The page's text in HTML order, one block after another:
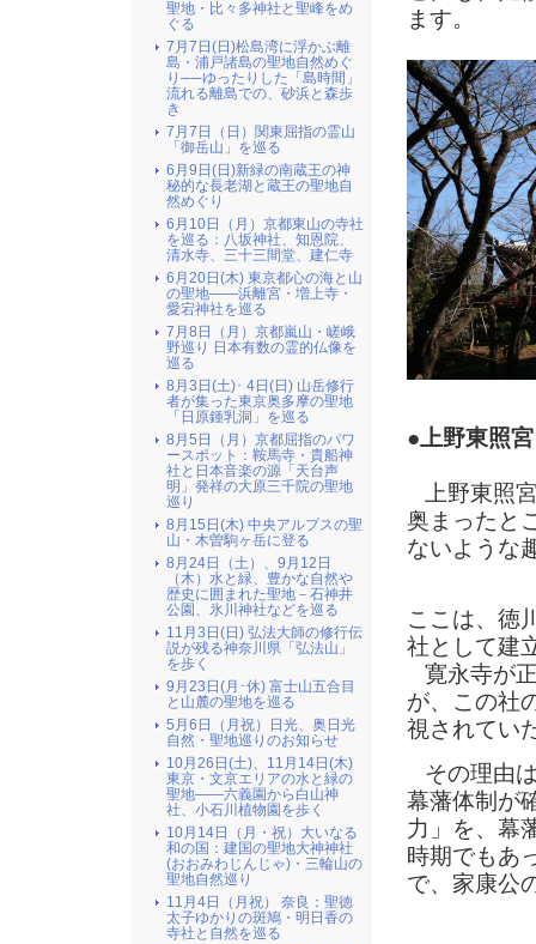
ます。
●上野東照宮
上野東照
奥まったと
ないような
ここは、徳
社として建
寛永寺が
が、この社
視されてい
その理由
幕藩体制が
力」を、幕
時期でもあ
で、家康公
聖地・比々多神社と聖峰をめ
ぐる
7月7日(日)松島湾に浮かぶ離
島・浦戸諸島の聖地自然めぐ
り──ゆったりした「島時間」
流れる離島での、砂浜と森歩
き
7月7日（日）関東屈指の霊山
「御岳山」を巡る
6月9日(日)新緑の南蔵王の神
秘的な長老湖と蔵王の聖地自
然めぐり
6月10日（月）京都東山の寺社
を巡る：八坂神社、知恩院、
清水寺、三十三間堂、建仁寺
6月20日(木) 東京都心の海と山
の聖地――浜離宮・増上寺・
愛宕神社を巡る
7月8日（月）京都嵐山・嵯峨
野巡り 日本有数の霊的仏像を
巡る
8月3日(土)･ 4日(日) 山岳修行
者が集った東京奥多摩の聖地
「日原鍾乳洞」を巡る
8月5日（月）京都屈指のパワ
ースポット：鞍馬寺・貴船神
社と日本音楽の源「天台声
明」発祥の大原三千院の聖地
巡り
8月15日(木) 中央アルプスの聖
山・木曽駒ヶ岳に登る
8月24日（土）、9月12日
（木）水と緑、豊かな自然や
歴史に囲まれた聖地－石神井
公園、氷川神社などを巡る
11月3日(日) 弘法大師の修行伝
説が残る神奈川県「弘法山」
を歩く
9月23日(月･休) 富士山五合目
と山麓の聖地を巡る
5月6日（月祝）日光、奥日光
自然・聖地巡りのお知らせ
10月26日(土)、11月14日(木)
東京・文京エリアの水と緑の
聖地――六義園から白山神
社、小石川植物園を歩く
10月14日（月・祝）大いなる
和の国：建国の聖地大神神社
(おおみわじんじゃ)・三輪山の
聖地自然巡り
11月4日（月祝） 奈良：聖徳
太子ゆかりの斑鳩・明日香の
寺社と自然を巡る